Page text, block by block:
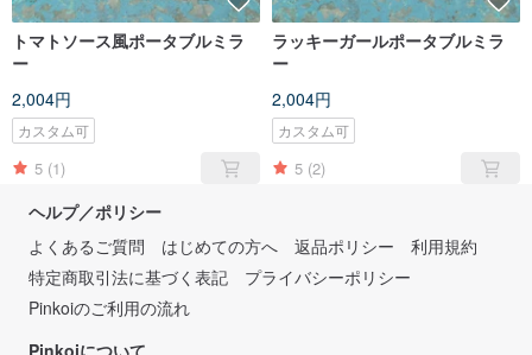
トマトソース風ポータブルミラ
ー
2,004円
カスタム可
5 (1)
ラッキーガールポータブルミラ
ー
2,004円
カスタム可
5 (2)
ヘルプ／ポリシー
よくあるご質問
はじめての方へ 返品ポリシー
利用規約
特定商取引法に基づく表記
プライバシーポリシー
Pinkoiのご利用の流れ